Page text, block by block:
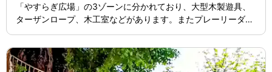
「やすらぎ広場」の3ゾーンに分かれており、大型木製遊具、
ターザンロープ、木工室などがあります。またプレーリーダー